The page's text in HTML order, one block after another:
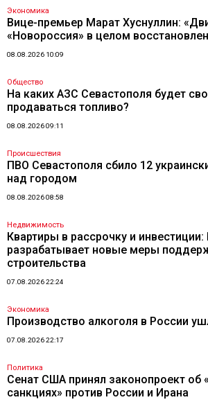
Экономика
Вице-премьер Марат Хуснуллин:
«Новороссия» в целом
08.08.2026 10:09
Общество
На каких АЗС Севастополя будет
продаваться топливо?
08.08.2026 09:11
Происшествия
ПВО Севастополя сбило 12
над городом
08.08.2026 08:58
Недвижимость
Квартиры в рассрочку и
разрабатывает новые меры
строительства
07.08.2026 22:24
Экономика
Производство алкоголя в России
07.08.2026 22:17
Политика
Сенат США принял законопроект об
санкциях» против России и Ирана